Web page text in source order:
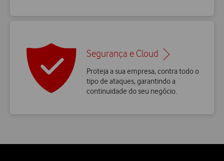
Segurança e Cloud
Proteja a sua empresa, contra todo o
tipo de ataques, garantindo a
continuidade do seu negócio.